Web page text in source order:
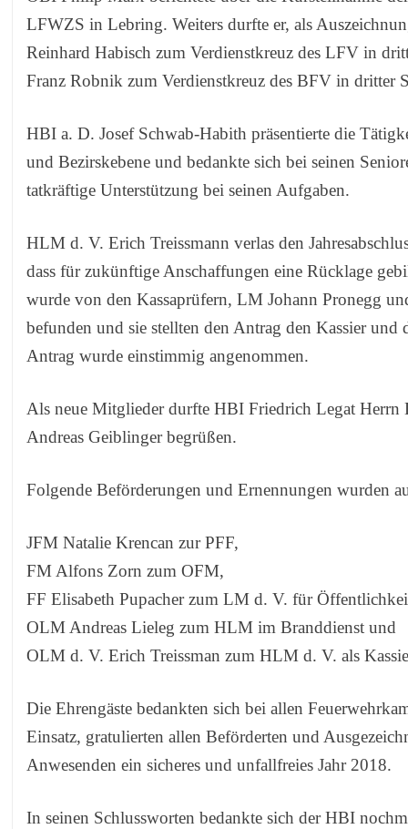
LFWZS in Lebring. Weiters durfte er, als
Reinhard Habisch zum Verdienstkreuz des LFV in
Franz Robnik zum Verdienstkreuz des BFV in dritter
HBI a. D. Josef Schwab-Habith präsentierte die
und Bezirskebene und bedankte sich bei seinen
tatkräftige Unterstützung bei seinen Aufgaben.
HLM d. V. Erich Treissmann verlas den
dass für zukünftige Anschaffungen eine Rücklage
wurde von den Kassaprüfern, LM Johann Pronegg
befunden und sie stellten den Antrag den Kassier und
Antrag wurde einstimmig angenommen.
Als neue Mitglieder durfte HBI Friedrich Legat
Andreas Geiblinger begrüßen.
Folgende Beförderungen und Ernennungen wurden
JFM Natalie Krencan zur PFF,
FM Alfons Zorn zum OFM,
FF Elisabeth Pupacher zum LM d. V. für
OLM Andreas Lieleg zum HLM im Branddienst und
OLM d. V. Erich Treissman zum HLM d. V. als
Die Ehrengäste bedankten sich bei allen
Einsatz, gratulierten allen Beförderten und
Anwesenden ein sicheres und unfallfreies Jahr 2018.
In seinen Schlussworten bedankte sich der HBI